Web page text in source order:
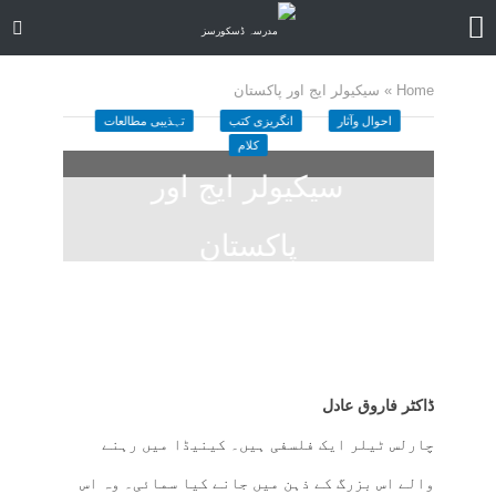
Home
» سیکیولر ایج اور پاکستان
احوال وآثار انگریزی کتب
تہذیبی مطالعات
کلام
سیکیولر ایج اور
پاکستان
ڈاکٹر فاروق عادل
چارلس ٹیلر ایک فلسفی ہیں۔ کینیڈا میں رہنے
والے اس بزرگ کے ذہن میں جانے کیا سمائی۔ وہ اس